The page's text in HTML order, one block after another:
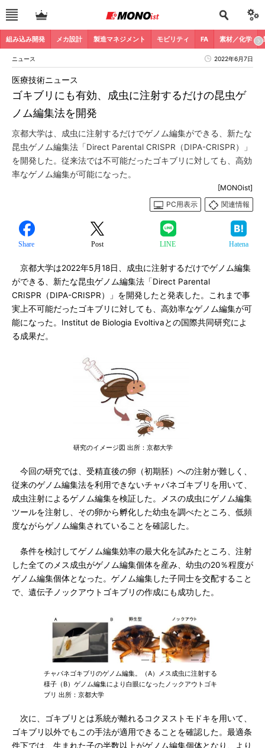
組み込み開発 メカ設計 製造マネジメント モビリティ FA 素材／化学
ニュース 2022年6月7日
ゴキブリにも有効、成虫に注射するだけの昆虫ゲ
ノム編集法を開発
医療技術ニュース
京都大学は、成虫に注射するだけでゲノム編集ができる、新たな
昆虫ゲノム編集法「Direct Parental CRISPR（DIPA-CRISPR）」
を開発した。従来法では不可能だったゴキブリに対しても、高効
率なゲノム編集が可能になった。
[MONOist]
PC用表示
関連情報
Share Post LINE Hatena
京都大学は2022年5月18日、成虫に注射するだけでゲノム編集
ができる、新たな昆虫ゲノム編集法「Direct Parental
CRISPR（DIPA-CRISPR）」を開発したと発表した。これまで事
実上不可能だったゴキブリに対しても、高効率なゲノム編集が可
能になった。Institut de Biologia Evoltivaとの国際共同研究によ
る成果だ。
研究のイメージ図 出所：京都大学
今回の研究では、受精直後の卵（初期胚）への注射が難しく、
従来のゲノム編集法を利用できないチャバネゴキブリを用いて、
成虫注射によるゲノム編集を検証した。メスの成虫にゲノム編集
ツールを注射し、その卵から孵化した幼虫を調べたところ、低頻
度ながらゲノム編集されていることを確認した。
条件を検討してゲノム編集効率の最大化を試みたところ、注射
した全てのメス成虫がゲノム編集個体を産み、幼虫の20％程度が
ゲノム編集個体となった。ゲノム編集した子同士を交配すること
で、遺伝子ノックアウトゴキブリの作成にも成功した。
チャバネゴキブリのゲノム編集。（A）メス成虫に注射する
様子（B）ゲノム編集により白眼になったノックアウトゴキ
ブリ 出所：京都大学
次に、ゴキブリとは系統が離れるコクヌストモドキを用いて、
ゴキブリ以外でもこの手法が適用できることを確認した。最適条
件下では、生まれた子の半数以上がゲノム編集個体となり、より